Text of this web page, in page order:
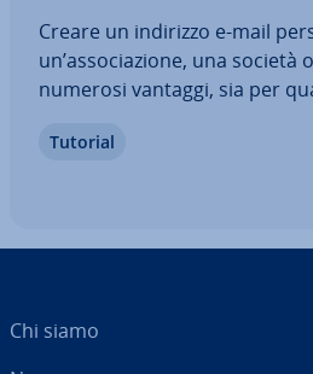
Creare un indirizzo e-mail
un’as­so­cia­zio­ne, una società
numerosi vantaggi, sia per
possibile non solo definire un
Tutorial
Chi siamo